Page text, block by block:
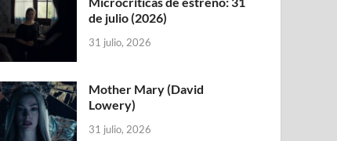
de julio (2026)
31 julio, 2026
Mother Mary (David
Lowery)
31 julio, 2026